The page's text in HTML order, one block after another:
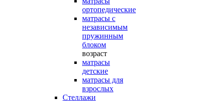
ортопедические
матрасы с
независимым
пружинным
блоком
возраст
матрасы
детские
матрасы для
взрослых
Стеллажи